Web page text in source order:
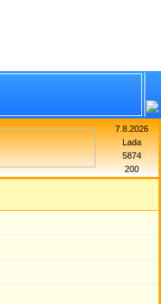
7.8.2026
Lada
5874
200